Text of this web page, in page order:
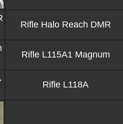
Rifle Halo Reach DMR
Rifle L115A1 Magnum
Rifle L118A